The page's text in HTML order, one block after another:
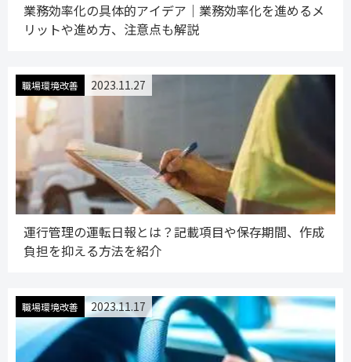
業務効率化の具体的アイデア｜業務効率化を進めるメ
リットや進め方、注意点も解説
職場環境改善 2023.11.27
運行管理の運転日報とは？記載項目や保存期間、作成
負担を抑える方法を紹介
職場環境改善 2023.11.17